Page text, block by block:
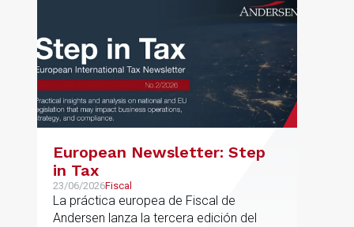
European Newsletter: Step
in Tax
23/06/2026Fiscal
La práctica europea de Fiscal de
Andersen lanza la tercera edición del